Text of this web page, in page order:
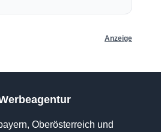
Anzeige
Oberösterreich und